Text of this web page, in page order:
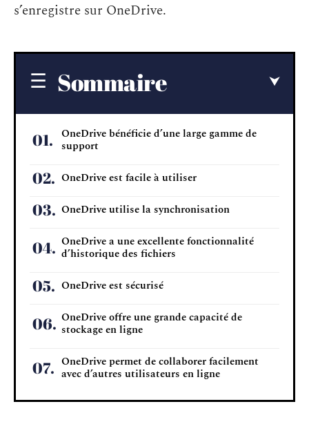
s’enregistre sur OneDrive.
Sommaire
OneDrive bénéficie d’une large gamme de
support
OneDrive est facile à utiliser
OneDrive utilise la synchronisation
OneDrive a une excellente fonctionnalité
d’historique des fichiers
OneDrive est sécurisé
OneDrive offre une grande capacité de
stockage en ligne
OneDrive permet de collaborer facilement
avec d’autres utilisateurs en ligne